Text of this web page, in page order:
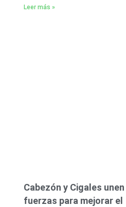
Leer más »
Cabezón y Cigales
fuerzas para mejorar el